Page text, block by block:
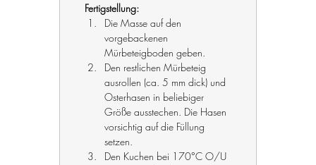
Fertigstellung:
Die Masse auf den
vorgebackenen
Mürbeteigboden geben.
Den restlichen Mürbeteig
ausrollen (ca. 5 mm dick) und
Osterhasen in beliebiger
Größe ausstechen. Die Hasen
vorsichtig auf die Füllung
setzen.
Den Kuchen bei 170°C O/U